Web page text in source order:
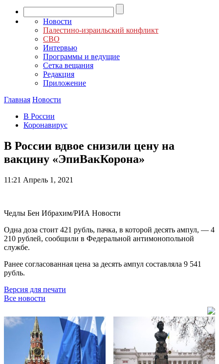
Новости
Палестино-израильский конфликт
СВО
Интервью
Программы и ведущие
Сетка вещания
Редакция
Приложение
Главная Новости
В России
Коронавирус
В России вдвое снизили цену на
вакцину «ЭпиВакКорона»
11:21 Апрель 1, 2021
Чедлы Бен Ибрахим/РИА Новости
Одна доза стоит 421 рубль, пачка, в которой десять ампул, — 4
210 рублей, сообщили в Федеральной антимонопольной
службе.
Ранее согласованная цена за десять ампул составляла 9 541
рубль.
Версия для печати
Все новости